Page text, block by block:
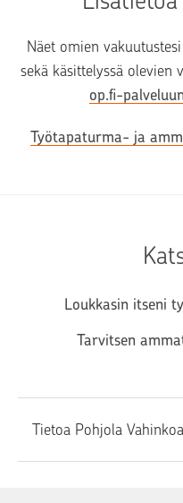
Näet omien
op.fi-palveluun
Työtapaturma- ja
Loukkasin itseni
Tarvitsen
Tietoa Pohjola